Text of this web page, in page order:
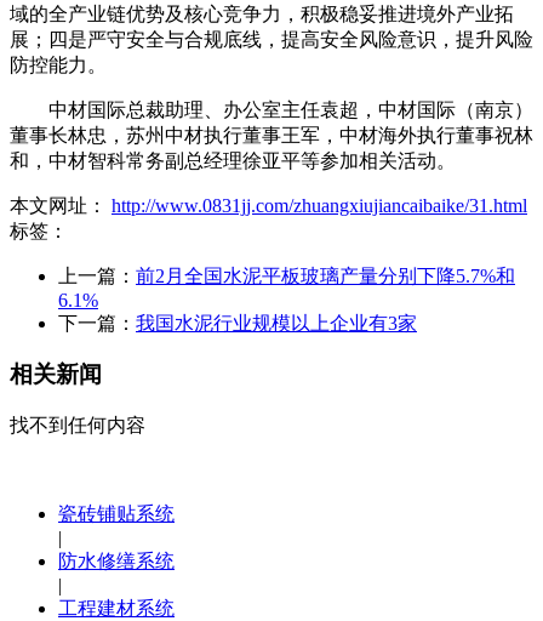
域的全产业链优势及核心竞争力，积极稳妥推进境外产业拓
展；四是严守安全与合规底线，提高安全风险意识，提升风险
防控能力。
中材国际总裁助理、办公室主任袁超，中材国际（南京）
董事长林忠，苏州中材执行董事王军，中材海外执行董事祝林
和，中材智科常务副总经理徐亚平等参加相关活动。
本文网址： http://www.0831jj.com/zhuangxiujiancaibaike/31.html
标签：
上一篇： 前2月全国水泥平板玻璃产量分别下降5.7%和
6.1%
下一篇： 我国水泥行业规模以上企业有3家
相关新闻
找不到任何内容
瓷砖铺贴系统
|
防水修缮系统
|
工程建材系统